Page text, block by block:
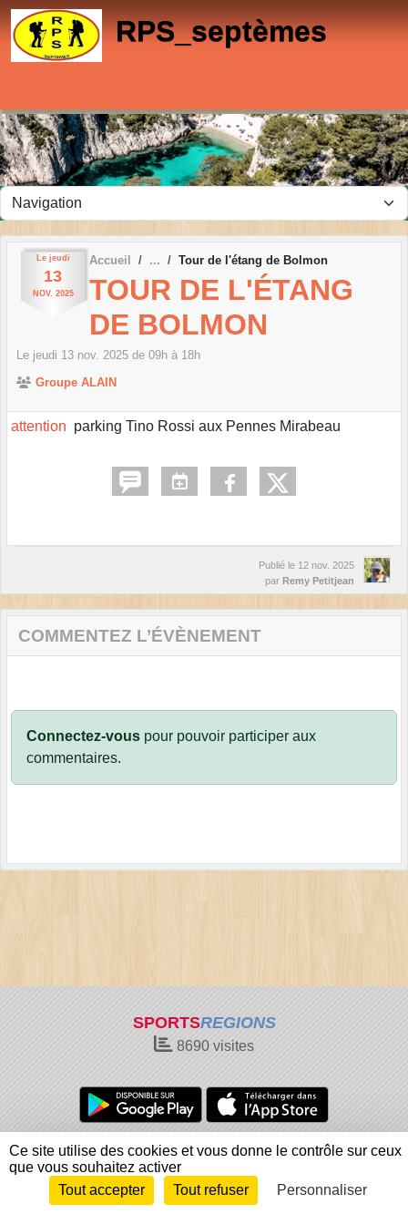
RPS_septèmes
Le jeudi
13
NOV. 2025
Accueil Tour de l'étang de Bolmon
TOUR DE L'ÉTANG
DE BOLMON
Le jeudi 13 nov. 2025 de 09h à 18h
Groupe ALAIN
attention parking Tino Rossi aux Pennes Mirabeau
Publié le 12 nov. 2025
par Remy Petitjean
COMMENTEZ L’ÉVÈNEMENT
Connectez-vous pour pouvoir participer aux
commentaires.
SPORTSREGIONS
8690 visites
Charte cookies
Gestion des cookies
Informations légales
Signaler un contenu inapproprié
Envie de participer ?
Connexion
Panneau de gestion des cookies
Ce site utilise des cookies et vous donne le contrôle sur ceux
que vous souhaitez activer
Tout accepter
Tout refuser Personnaliser